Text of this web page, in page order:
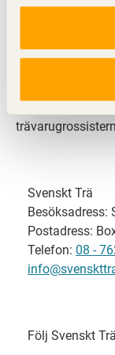
Svenskt Trä
och är en del av
svensk limträ-,
Svenskt Trä
Besöksadress:
Postadress:
Telefon: 08 -
Följ Svenskt